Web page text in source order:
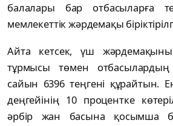
балалары бар отбасыларға
мемлекеттік жәрдемақы
Айта кетсек, үш
тұрмысы төмен
сайын 6396 теңгені құрайтын.
деңгейінің 10 процентке
әрбір жан басына қосымша